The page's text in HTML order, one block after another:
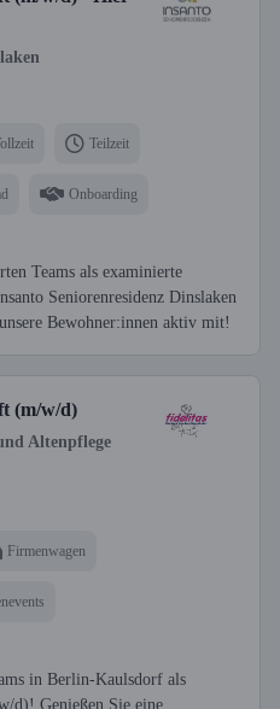
Teilzeit
Onboarding
Teams als examinierte
Seniorenresidenz Dinslaken
Bewohner:innen aktiv mit!
(m/w/d)
Altenpflege
Firmenwagen
in Berlin-Kaulsdorf als
d)! Genießen Sie eine